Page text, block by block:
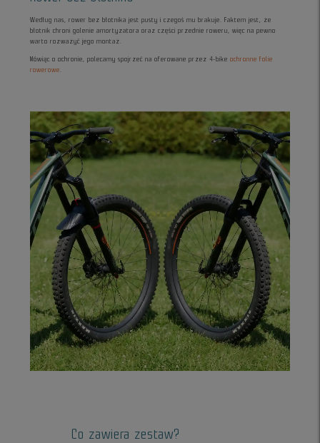
Według nas, rower bez błotnika jest pusty i czegoś mu brakuje. Faktem jest, że
błotnik chroni golenie amortyzatora oraz części przednie roweru, więc na pewno
warto rozważyć jego montaż.
Mówiąc o ochronie, polecamy spojrzeć na oferowane przez 4-bikeochronne folie
rowerowe.
Co zawiera zestaw?